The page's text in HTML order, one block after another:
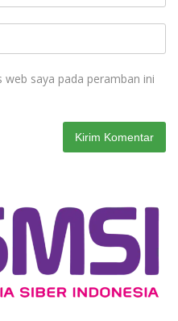
saya pada peramban ini